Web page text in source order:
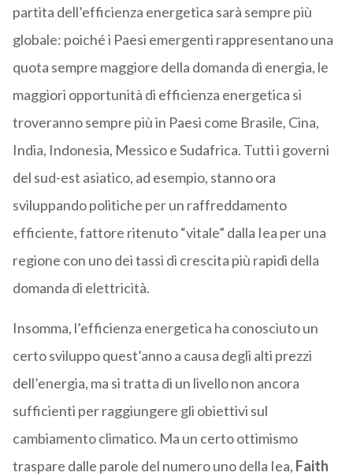
partita dell’efficienza energetica sarà sempre più
globale: poiché i Paesi emergenti rappresentano una
quota sempre maggiore della domanda di energia, le
maggiori opportunità di efficienza energetica si
troveranno sempre più in Paesi come Brasile, Cina,
India, Indonesia, Messico e Sudafrica. Tutti i governi
del sud-est asiatico, ad esempio, stanno ora
sviluppando politiche per un raffreddamento
efficiente, fattore ritenuto “vitale” dalla Iea per una
regione con uno dei tassi di crescita più rapidi della
domanda di elettricità.
Insomma, l’efficienza energetica ha conosciuto un
certo sviluppo quest’anno a causa degli alti prezzi
dell’energia, ma si tratta di un livello non ancora
sufficienti per raggiungere gli obiettivi sul
cambiamento climatico. Ma un certo ottimismo
traspare dalle parole del numero uno della Iea, Faith